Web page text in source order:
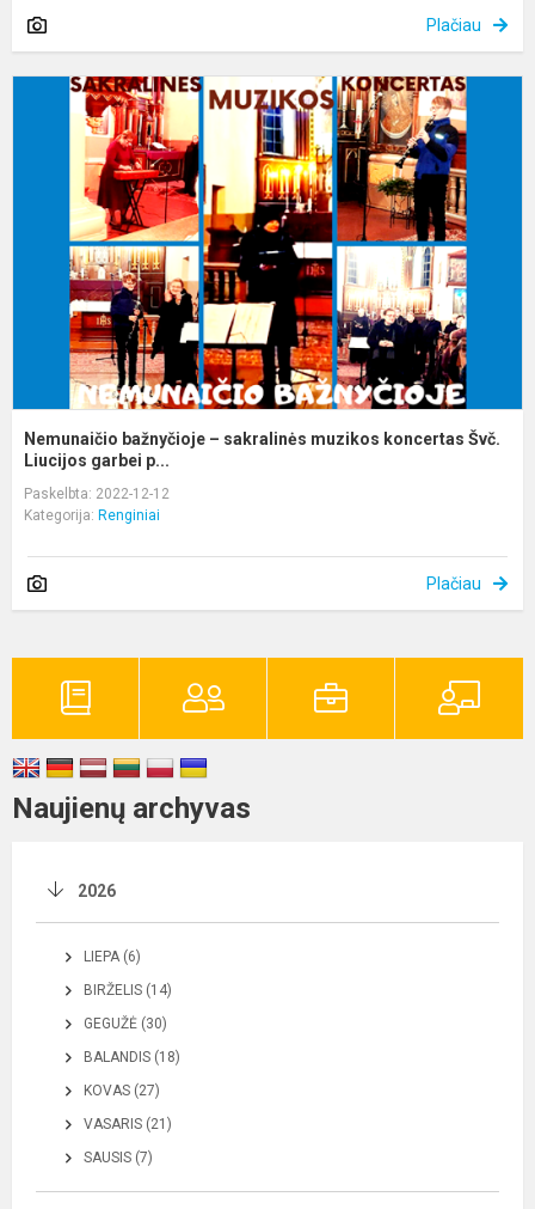
Plačiau
Nemunaičio bažnyčioje – sakralinės muzikos koncertas Švč.
Liucijos garbei p...
Paskelbta: 2022-12-12
Kategorija: Renginiai
Plačiau
Naujienų archyvas
2026
LIEPA (6)
BIRŽELIS (14)
GEGUŽĖ (30)
BALANDIS (18)
KOVAS (27)
VASARIS (21)
SAUSIS (7)